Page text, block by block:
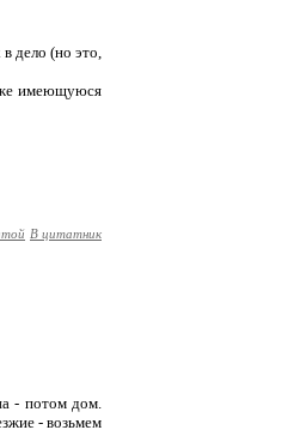
дело (но это,
имеющуюся
В цитатник
- потом дом.
- возьмем